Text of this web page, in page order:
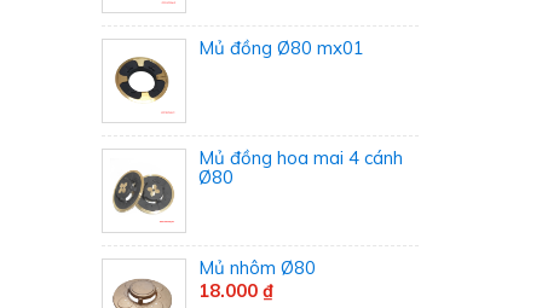
Mủ đồng Ø80 mx01
Mủ đồng hoa mai 4 cánh
Ø80
Mủ nhôm Ø80
18.000 ₫